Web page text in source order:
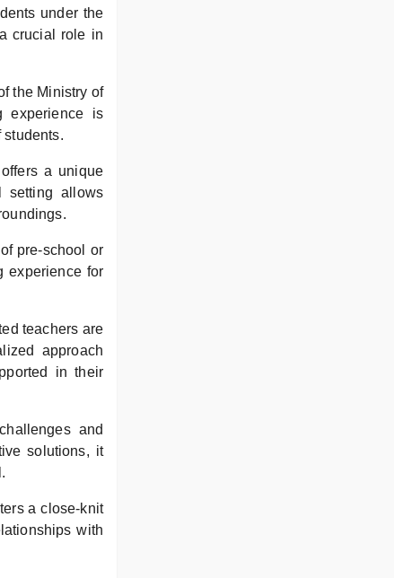
under the
crucial role in
the Ministry of
experience is
students.
a unique
setting allows
pre-school or
experience for
teachers are
approach
in their
and
solutions, it
a close-knit
with